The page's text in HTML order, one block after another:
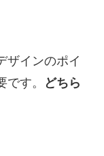
ザインのポイ
す。
どちら